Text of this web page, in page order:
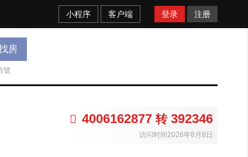
小程序 客户端 登录 注册
房
號
 4006162877 转392346
访问时间2026年8月8日